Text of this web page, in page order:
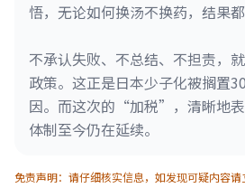
悟，无论如何换汤不换药，结果都
不承认失败、不总结、不担责，
政策。这正是日本少子化被搁置
因。而这次的“加税”，清晰地
体制至今仍在延续。
免责声明：请仔细核实信息，如发现可疑内容请